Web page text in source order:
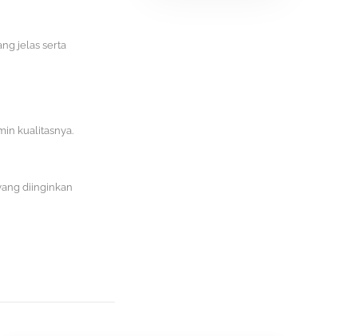
jelas serta
kualitasnya.
diinginkan